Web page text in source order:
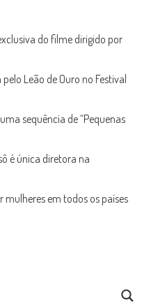
do filme dirigido por
Leão de Ouro no Festival
sequência de “Pequenas
é única diretora na
mulheres em todos os países